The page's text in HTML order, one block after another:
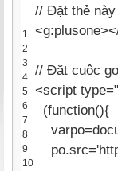
1
2
3
4
5
6
7
8
9
10
// Đặt thẻ
<g:plusone><
// Đặt cuộc
<script type=
(function(){
varpo=
po.src=